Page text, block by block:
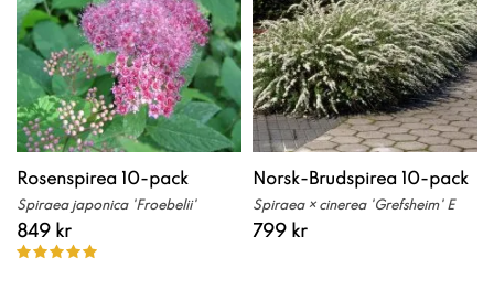
Rosenspirea 10-pack
Spiraea japonica 'Froebelii'
849 kr
Norsk-Brudspirea 10-pack
Spiraea × cinerea 'Grefsheim' E
799 kr